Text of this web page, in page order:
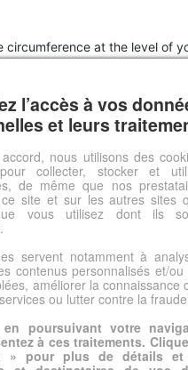
circumference at the level of
26cm M 24cm -
32cm XL 30cm -
- 38cm
DSh0p 2026 -Accueil-
l’accès à vos
et leurs
nous utilisons des
collecter, stocker et
de même que nos
site et sur les autres sites
vous utilisez dont ils
servent notamment à
contenus personnalisés et/
améliorer la connaissance
ou lutter contre la
en poursuivant votre
à ces traitements.
» pour plus de détails et